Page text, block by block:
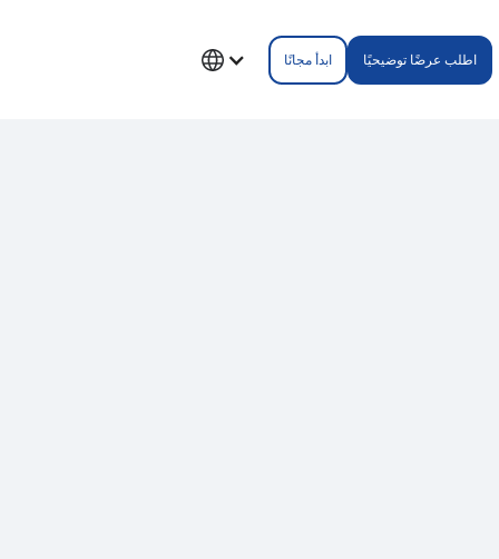
اطلب عرضًا توضيحيًا ابدأ مجانًا